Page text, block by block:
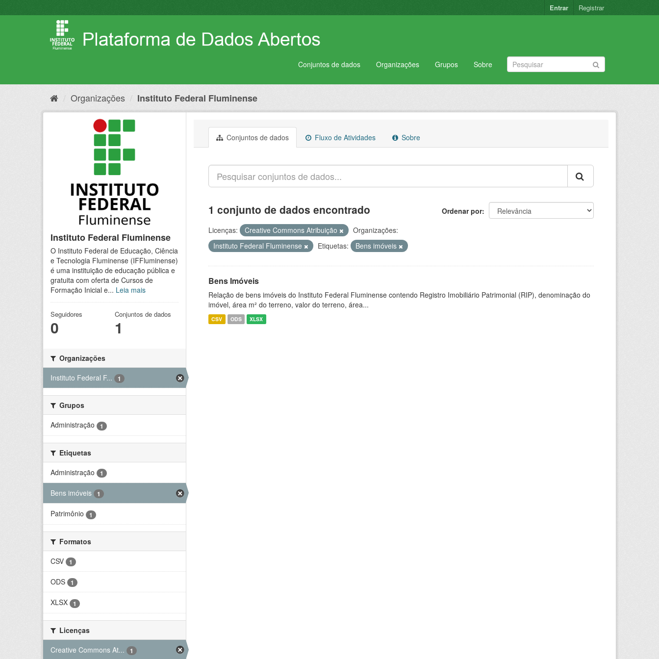
para
Entrar Registrar
Conjuntos de dados Organizações Grupos Sobre
Organizações Instituto Federal Fluminense
Instituto Federal Fluminense
O Instituto Federal de Educação, Ciência
e Tecnologia Fluminense (IFFluminense)
é uma instituição de educação pública e
gratuita com oferta de Cursos de
Formação Inicial e... Leia mais
Seguidores
0
Conjuntos de dados
1
Organizações
Instituto Federal F...
1
Grupos
Administração
1
Etiquetas
Administração
1
Bens imóveis 1
Patrimônio 1
Formatos
CSV
1
ODS 1
XLSX 1
Licenças
Creative Commons At...
1
Conjuntos de dados Fluxo de Atividades Sobre
Ordenar por
1 conjunto de dados encontrado
Licenças: Creative Commons Atribuição
Organizações:
Instituto Federal Fluminense
Etiquetas: Bens imóveis
Bens Imóveis
Relação de bens imóveis do Instituto Federal Fluminense contendo Registro Imobiliário Patrimonial (RIP), denominação do
imóvel, área m² do terreno, valor do terreno, área...
CSV ODS XLSX